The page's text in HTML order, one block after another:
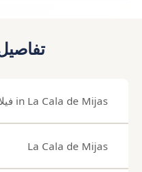
7 Bed فيلا مستقلة in La Cala de Mijas
La Cala de Mijas